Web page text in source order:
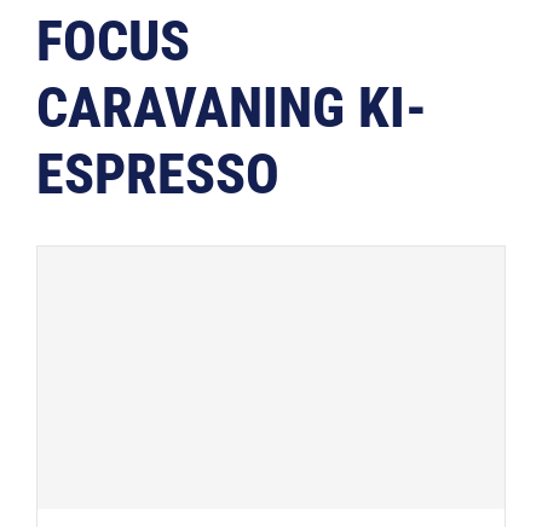
Zeige
grösseres
Bild
FOCUS
CARAVANING KI-
ESPRESSO